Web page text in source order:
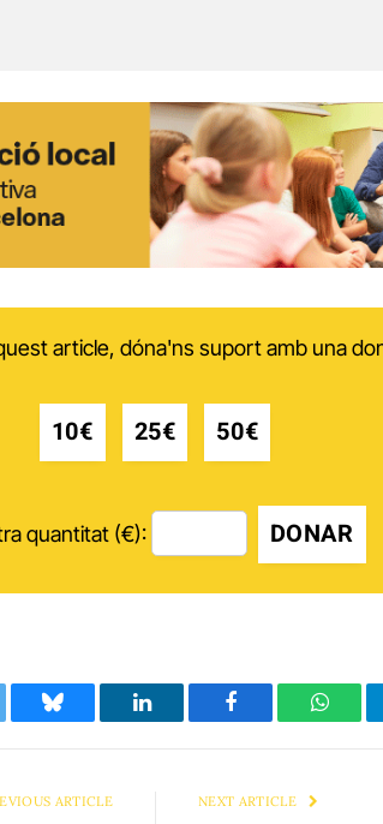
article, dóna'ns suport amb una
10€ 25€ 50€
quantitat (€): DONAR
Bluesky LinkedIn Facebook
ARTICLE NEXT ARTICLE